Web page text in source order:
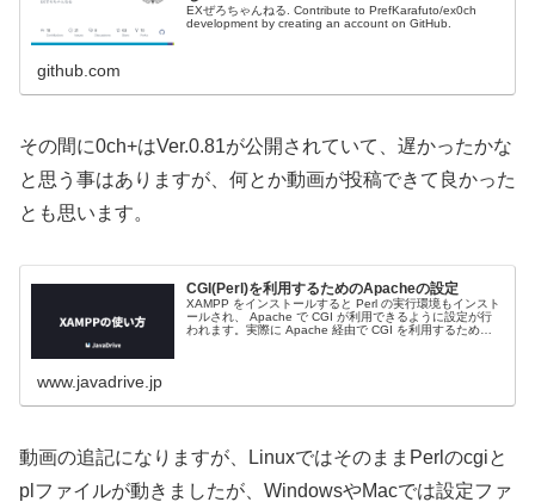
EXぜろちゃんねる. Contribute to PrefKarafuto/ex0ch
development by creating an account on GitHub.
github.com
その間に0ch+はVer.0.81が公開されていて、遅かったかな
と思う事はありますが、何とか動画が投稿できて良かった
とも思います。
CGI(Perl)を利用するためのApacheの設定
XAMPP をインストールすると Perl の実行環境もインスト
ールされ、 Apache で CGI が利用できるように設定が行
われます。実際に Apache 経由で CGI を利用するため
www.javadrive.jp
動画の追記になりますが、LinuxではそのままPerlのcgiと
plファイルが動きましたが、WindowsやMacでは設定ファ